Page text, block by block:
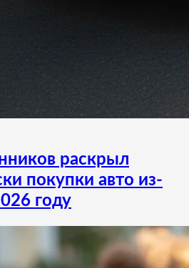
раскрыл
покупки авто из-
году